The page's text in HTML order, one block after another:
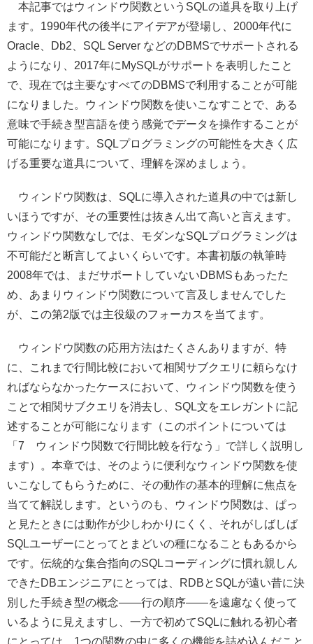
本記事ではウィンドウ関数というSQLの道具を取り上げ
ます。1990年代の後半にアイデアが登場し、2000年代に
Oracle、Db2、SQL Server などのDBMSでサポートされる
ようになり、2017年にMySQLがサポートを表明したこと
で、現在では主要なすべてのDBMSで利用することが可能
になりました。ウィンドウ関数を使いこなすことで、ある
意味で手続き型言語を使う感覚でデータを操作することが
可能になります。SQLプログラミングの可能性を大きく広
げる重要な道具について、理解を深めましょう。
ウィンドウ関数は、SQLに導入された道具の中では新し
いほうですが、その重要性は抜きん出て高いと言えます。
ウィンドウ関数なしでは、モダンなSQLプログラミングは
不可能だと断言してよいくらいです。本書初版の執筆時
2008年では、まだサポートしていないDBMSもあったた
め、あまりウィンドウ関数について言及しませんでした
が、この第2版では主役級のフォーカスを当てます。
ウィンドウ関数の応用方法はたくさんありますが、特
に、これまで行間比較において相関サブクエリに頼らなけ
ればならなかったケースにおいて、ウィンドウ関数を使う
ことで相関サブクエリを消去し、SQL文をエレガントに記
述することが可能になります（このポイントについては
「7 ウィンドウ関数で行間比較を行なう」で詳しく説明し
ます）。本章では、そのように便利なウィンドウ関数を使
いこなしてもらうために、その動作の基本的理解に焦点を
当てて解説します。というのも、ウィンドウ関数は、ぱっ
と見たときには動作が少しわかりにくく、それがしばしば
SQLユーザーにとってとまどいの種になることもあるから
です。伝統的な集合指向のSQLコーディングに慣れ親しん
できたDBエンジニアにとっては、RDBとSQLが遠い昔に決
別した手続き型の概念――行の順序――を遠慮なく使って
いるように見えますし、一方で初めてSQLに触れる初心者
にとっては、1つの関数の中に多くの機能を詰め込んだこと